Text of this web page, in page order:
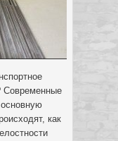
Современные
основную
как